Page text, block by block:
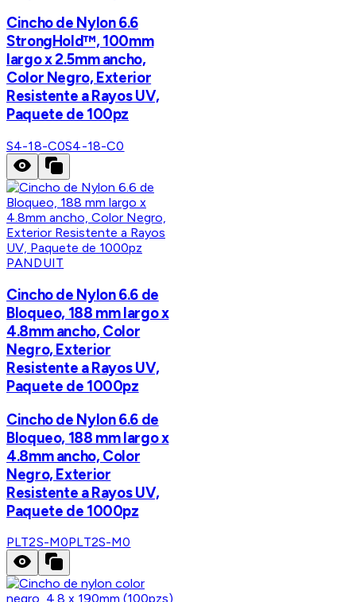
Cincho de Nylon 6.6
StrongHold™, 100mm
largo x 2.5mm ancho,
Color Negro, Exterior
Resistente a Rayos UV,
Paquete de 100pz
S4-18-C0S4-18-C0
PANDUIT
Cincho de Nylon 6.6 de
Bloqueo, 188 mm largo x
4.8mm ancho, Color
Negro, Exterior
Resistente a Rayos UV,
Paquete de 1000pz
Cincho de Nylon 6.6 de
Bloqueo, 188 mm largo x
4.8mm ancho, Color
Negro, Exterior
Resistente a Rayos UV,
Paquete de 1000pz
PLT2S-M0PLT2S-M0